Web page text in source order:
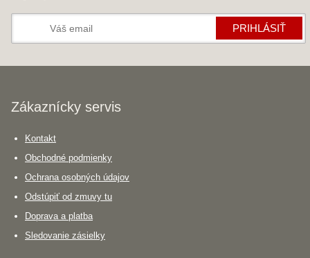
PRIHLÁSIŤ
Zákaznícky servis
Kontakt
Obchodné podmienky
Ochrana osobných údajov
Odstúpiť od zmuvy tu
Doprava a platba
Sledovanie zásielky